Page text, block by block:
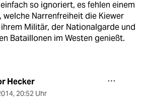
so ignoriert, es fehlen einem
welche Narrenfreiheit die Kiewer
Militär, der Nationalgarde und
Bataillonen im Westen genießt.
Hecker
, 20:52 Uhr